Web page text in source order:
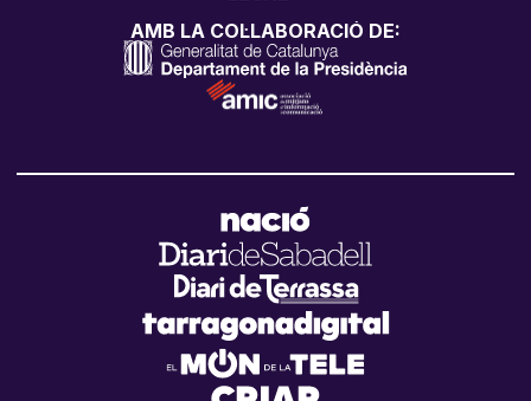
AMB LA COL·LABORACIÓ DE: